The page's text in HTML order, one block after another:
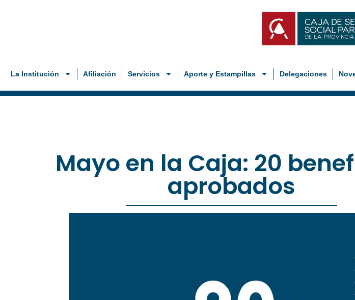
La Institución Afiliación Servicios Aporte y Estampillas Delegaciones
Mayo en la Caja: 20
aprobados